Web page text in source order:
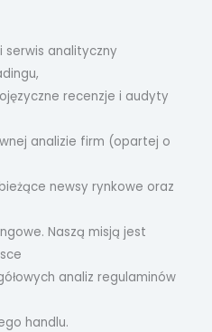
serwis analityczny
recenzje i audyty
analizie firm (opartej o
newsy rynkowe oraz
Naszą misją jest
analiz regulaminów
handlu.